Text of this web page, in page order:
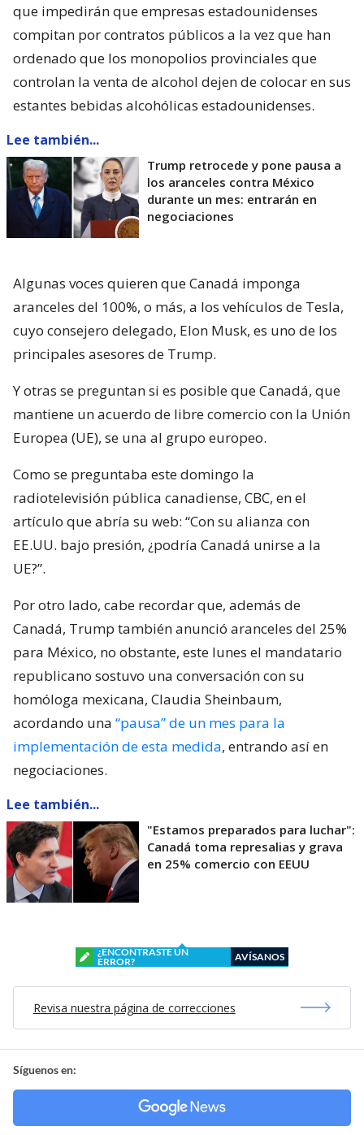
que impedirán que empresas estadounidenses
compitan por contratos públicos a la vez que han
ordenado que los monopolios provinciales que
controlan la venta de alcohol dejen de colocar en sus
estantes bebidas alcohólicas estadounidenses.
Lee también...
Trump retrocede y pone pausa a
los aranceles contra México
durante un mes: entrarán en
negociaciones
Algunas voces quieren que Canadá imponga
aranceles del 100%, o más, a los vehículos de Tesla,
cuyo consejero delegado, Elon Musk, es uno de los
principales asesores de Trump.
Y otras se preguntan si es posible que Canadá, que
mantiene un acuerdo de libre comercio con la Unión
Europea (UE), se una al grupo europeo.
Como se preguntaba este domingo la
radiotelevisión pública canadiense, CBC, en el
artículo que abría su web: “Con su alianza con
EE.UU. bajo presión, ¿podría Canadá unirse a la
UE?”.
Por otro lado, cabe recordar que, además de
Canadá, Trump también anunció aranceles del 25%
para México, no obstante, este lunes el mandatario
republicano sostuvo una conversación con su
homóloga mexicana, Claudia Sheinbaum,
acordando una “pausa” de un mes para la
implementación de esta medida, entrando así en
negociaciones.
Lee también...
"Estamos preparados para luchar":
Canadá toma represalias y grava
en 25% comercio con EEUU
¿ENCONTRASTE UN
ERROR?
AVÍSANOS
Revisa nuestra página de correcciones
Síguenos en: